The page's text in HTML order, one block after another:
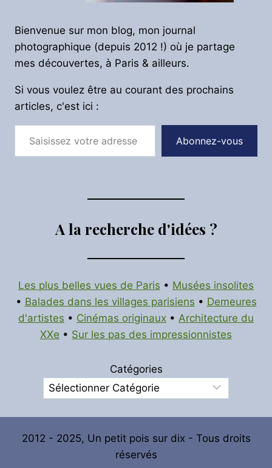
Bienvenue sur mon blog, mon journal
photographique (depuis 2012 !) où je partage
mes découvertes, à Paris & ailleurs.
Si vous voulez être au courant des prochains
articles, c'est ici :
Saisissez votre adresse e-mail…
Abonnez-vous
A la recherche d'idées ?
Les plus belles vues de Paris • Musées insolites
• Balades dans les villages parisiens • Demeures
d'artistes • Cinémas originaux • Architecture du
XXe • Sur les pas des impressionnistes
Catégories
2012 - 2025, Un petit pois sur dix - Tous droits
réservés